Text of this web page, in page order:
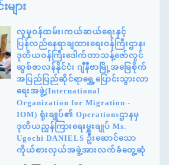
ျား
လူမှုဝန်ထမ်း၊ကယ်ဆယ်ရေးနှင့်
ပြန်လည်နေရာချထားရေးဝန်ကြီးဌာန၊
ဒုတိယဝန်ကြီးဒေါက်တာသန့်ဇော်လွင်
ဆွစ်ဇာလန်နိုင်ငံ၊ ဂျီနီဗာမြို့အခြေစိုက်
အပြည်ပြည်ဆိုင်ရာရွှေ့ပြောင်းသွားလာ
ရေးအဖွဲ့(International
Organization for Migration -
IOM) ရုံးချုပ်၏ Operationsဌာနမှ
ဒုတိယညွှန်ကြားရေးမှူးချုပ် Ms.
Ugochi DANIELS ဦးဆောင်သော
ကိုယ်စားလှယ်အဖွဲ့အားလက်ခံတွေ့ဆုံ